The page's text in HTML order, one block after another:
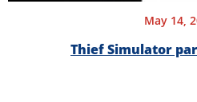
May 14,
Thief Simulator